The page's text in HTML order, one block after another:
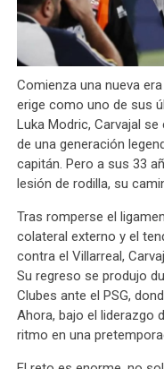
Comienza una nueva
erige como uno de sus
Luka Modric, Carvajal
de una generación
capitán. Pero a sus 33
lesión de rodilla, su
Tras romperse el
colateral externo y el
contra el Villarreal,
Su regreso se produjo
Clubes ante el PSG,
Ahora, bajo el liderazgo
ritmo en una